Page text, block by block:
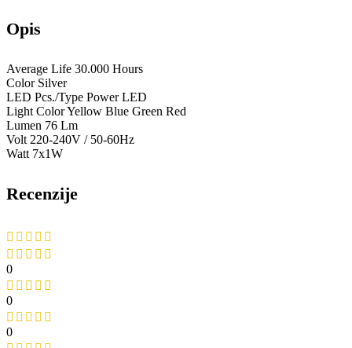
Opis
Average Life 30.000 Hours
Color Silver
LED Pcs./Type Power LED
Light Color Yellow Blue Green Red
Lumen 76 Lm
Volt 220-240V / 50-60Hz
Watt 7x1W
Recenzije
0
0
0